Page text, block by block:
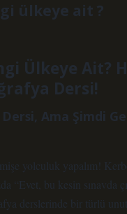
ülkeye ait ?
Ülkeye Ait?
Dersi!
Ama Şimdi
yolculuk yapalım!
“Evet, bu kesin sınavda
derslerinde bir türlü